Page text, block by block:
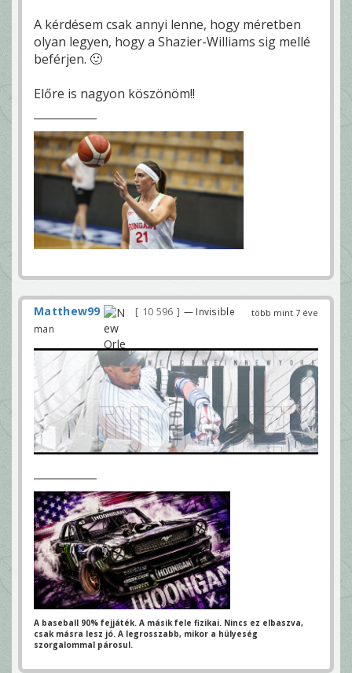
A kérdésem csak annyi lenne, hogy méretben
olyan legyen, hogy a Shazier-Williams sig mellé
beférjen. 🙂
Előre is nagyon köszönöm!!
több mint 7 éve
Matthew99 10 596
— Invisible
man
A baseball 90% fejjáték. A másik fele fizikai. Nincs ez elbaszva,
csak másra lesz jó. A legrosszabb, mikor a hülyeség
szorgalommal párosul.